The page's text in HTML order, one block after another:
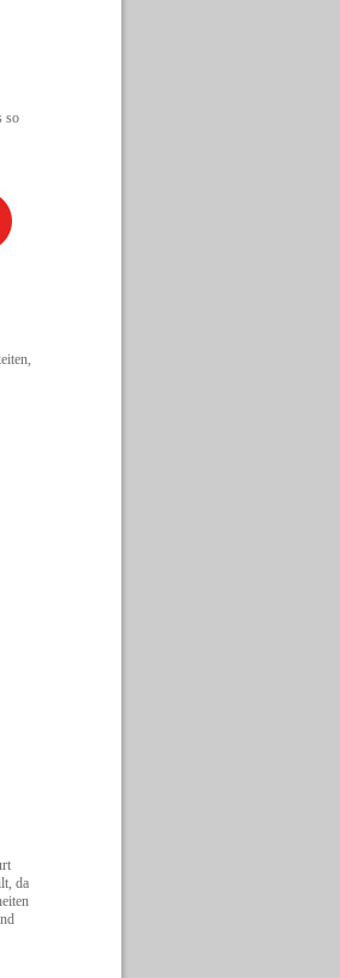
so
da